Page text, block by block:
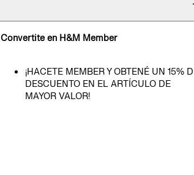
Convertite en H&M Member
¡HACETE MEMBER Y OBTENÉ UN 15%
DESCUENTO EN EL ARTÍCULO DE
MAYOR VALOR!